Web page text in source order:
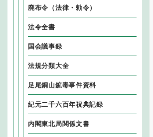
廃布令（法律・勅令）
法令全書
国会議事録
法規分類大全
足尾銅山鉱毒事件資料
紀元二千六百年祝典記録
内閣東北局関係文書